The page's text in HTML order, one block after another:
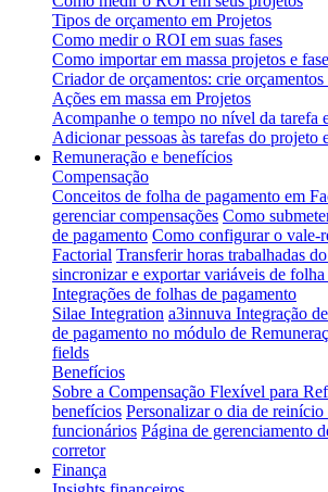
Tipos de orçamento em Projetos
Como medir o ROI em suas fases
Como importar em massa projetos e
Criador de orçamentos: crie
Ações em massa em Projetos
Acompanhe o tempo no nível da tarefa
Adicionar pessoas às tarefas do projeto
Remuneração e benefícios
Compensação
Conceitos de folha de pagamento em
gerenciar compensações Como
de pagamento Como configurar o vale-
Factorial Transferir horas trabalhadas
sincronizar e exportar variáveis de
Integrações de folhas de pagamento
Silae Integration a3innuva Integração
de pagamento no módulo de
fields
Benefícios
Sobre a Compensação Flexível para
benefícios Personalizar o dia de
funcionários Página de gerenciamento
corretor
Finança